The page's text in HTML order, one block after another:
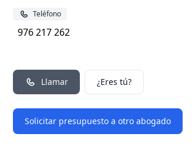
Teléfono
976 217 262
Llamar ¿Eres tú?
Solicitar presupuesto a otro abogado